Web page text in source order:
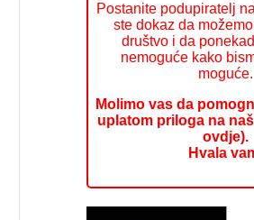
Postanite podupiratelj
ste dokaz da
društvo i da
nemoguće kako
moguće.
Molimo vas da
uplatom priloga na
ovdje).
Hvala